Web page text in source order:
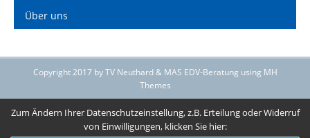
Über uns
Copyright 2017 by TV Neuthard & MAS EDV-Beratung using MH
Themes
Zum Ändern Ihrer Datenschutzeinstellung, z.B. Erteilung oder Widerruf
von Einwilligungen, klicken Sie hier: